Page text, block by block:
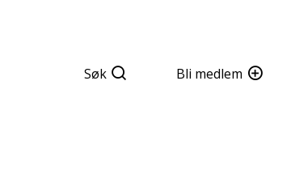
Søk Bli medlem